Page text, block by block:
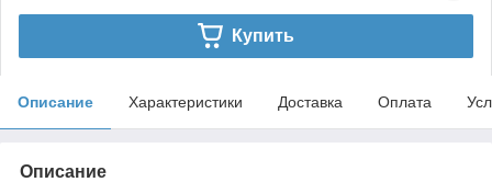
Купить
Описание Характеристики Доставка Оплата
Описание